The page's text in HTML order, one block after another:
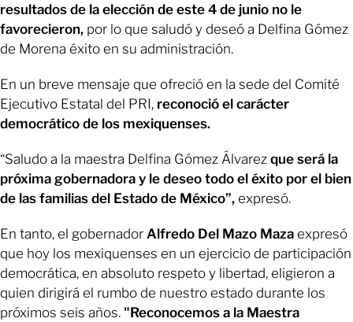
resultados de la elección de este 4 de junio no le
favorecieron, por lo que saludó y deseó a Delfina Gómez
de Morena éxito en su administración.
En un breve mensaje que ofreció en la sede del Comité
Ejecutivo Estatal del PRI, reconoció el carácter
democrático de los mexiquenses.
“Saludo a la maestra Delfina Gómez Álvarez que será la
próxima gobernadora y le deseo todo el éxito por el bien
de las familias del Estado de México”, expresó.
En tanto, el gobernador Alfredo Del Mazo Maza expresó
que hoy los mexiquenses en un ejercicio de participación
democrática, en absoluto respeto y libertad, eligieron a
quien dirigirá el rumbo de nuestro estado durante los
próximos seis años. "Reconocemos a la Maestra